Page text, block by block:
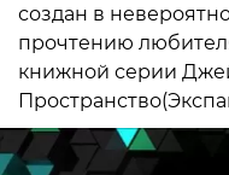
создан в
прочтению
книжной серии